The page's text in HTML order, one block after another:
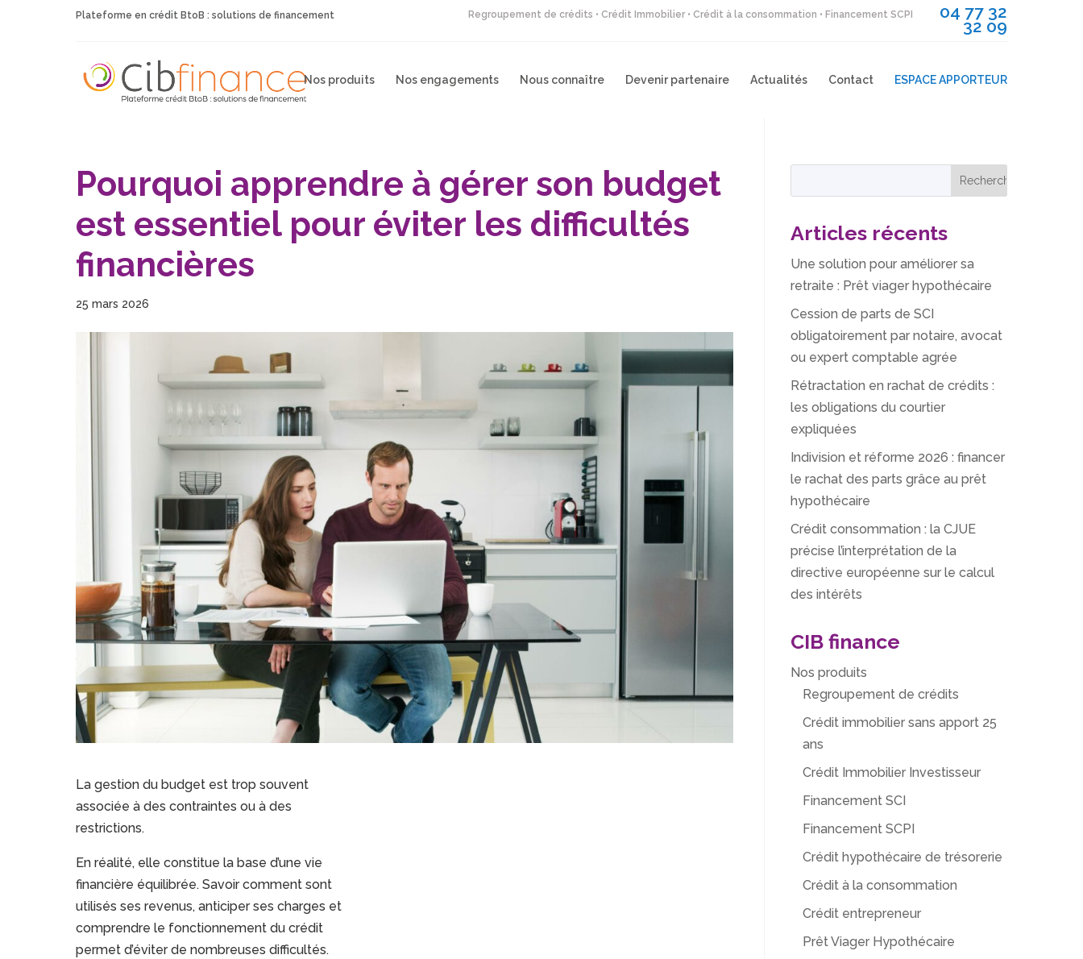
Plateforme en crédit BtoB : solutions de financement Regroupement de crédits • Crédit Immobilier • Crédit à la consommation • Financement SCPI 04 77 32
32 09
Nos produits Nos engagements Nous connaître Devenir partenaire Actualités Contact ESPACE APPORTEUR
Pourquoi apprendre à gérer son budget
est essentiel pour éviter les difficultés
financières
25 mars 2026
La gestion du budget est trop souvent
associée à des contraintes ou à des
restrictions.
En réalité, elle constitue la base d’une vie
financière équilibrée. Savoir comment sont
utilisés ses revenus, anticiper ses charges et
comprendre le fonctionnement du crédit
permet d’éviter de nombreuses difficultés.
Articles récents
Une solution pour améliorer sa
retraite : Prêt viager hypothécaire
Cession de parts de SCI
obligatoirement par notaire, avocat
ou expert comptable agrée
Rétractation en rachat de crédits :
les obligations du courtier
expliquées
Indivision et réforme 2026 : financer
le rachat des parts grâce au prêt
hypothécaire
Crédit consommation : la CJUE
précise l’interprétation de la
directive européenne sur le calcul
des intérêts
CIB finance
Nos produits
Regroupement de crédits
Crédit immobilier sans apport 25
ans
Crédit Immobilier Investisseur
Financement SCI
Financement SCPI
Crédit hypothécaire de trésorerie
Crédit à la consommation
Crédit entrepreneur
Prêt Viager Hypothécaire